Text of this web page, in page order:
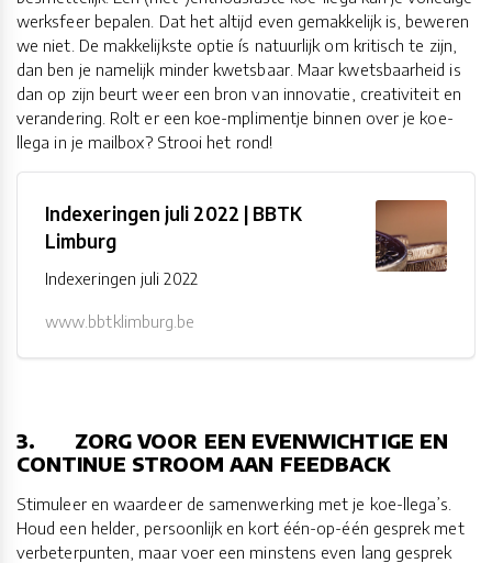
werksfeer bepalen. Dat het altijd even gemakkelijk is, beweren
we niet. De makkelijkste optie ís natuurlijk om kritisch te zijn,
dan ben je namelijk minder kwetsbaar. Maar kwetsbaarheid is
dan op zijn beurt weer een bron van innovatie, creativiteit en
verandering. Rolt er een koe-mplimentje binnen over je koe-
llega in je mailbox? Strooi het rond!
Indexeringen juli 2022 | BBTK
Limburg
Indexeringen juli 2022
www.bbtklimburg.be
3. ZORG VOOR EEN EVENWICHTIGE EN
CONTINUE STROOM AAN FEEDBACK
Stimuleer en waardeer de samenwerking met je koe-llega’s.
Houd een helder, persoonlijk en kort één-op-één gesprek met
verbeterpunten, maar voer een minstens even lang gesprek